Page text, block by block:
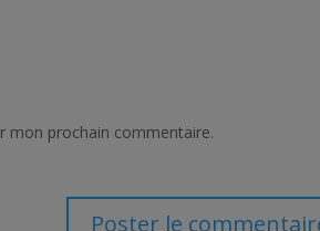
mon prochain commentaire.